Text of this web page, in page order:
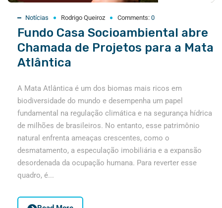
Notícias Rodrigo Queiroz Comments: 0
Fundo Casa Socioambiental abre
Chamada de Projetos para a Mata
Atlântica
A Mata Atlântica é um dos biomas mais ricos em
biodiversidade do mundo e desempenha um papel
fundamental na regulação climática e na segurança hídrica
de milhões de brasileiros. No entanto, esse patrimônio
natural enfrenta ameaças crescentes, como o
desmatamento, a especulação imobiliária e a expansão
desordenada da ocupação humana. Para reverter esse
quadro, é...